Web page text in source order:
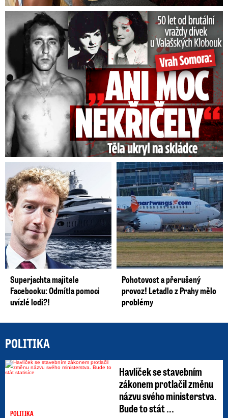
50 let od běsnění Somory: Těla dívek vrah ukryl na skládce
Superjachta majitele
Facebooku: Odmítla pomoci
uvízlé lodi?!
Pohotovost a přerušený
provoz! Letadlo z Prahy mělo
problémy
POLITIKA
POLITIKA
Havlíček se stavebním
zákonem protlačil změnu
názvu svého ministerstva.
Bude to stát ...